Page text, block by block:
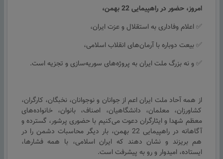
امروز، حضور در راهپیمایی 22 بهمن،
✅ اعلام وفاداری به استقلال و عزت ایران،
✅ بیعت دوباره با آرمان‌های انقلاب اسلامی،
✅ و نه بزرگ ملت ایران به پروژه‌های سوریه‌سازی و تجزیه است.
از همه آحاد ملت ایران اعم از جوانان و نوجوانان، نخبگان، کارگران،
کشاورزان، معلمان، دانشگاهیان، اصناف، بانوان، خانواده‌های
معظم شهدا و ایثارگران دعوت می‌کنیم با حضوری پرشور، گسترده و
آگاهانه در راهپیمایی 22 بهمن، بار دیگر محاسبات دشمن را در
هم بریزند و نشان دهند که ایران اسلامی، با همه فشارها،
ایستاده، امیدوار و رو به پیشرفت است.